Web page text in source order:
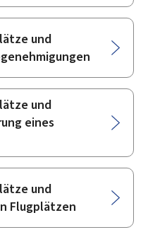
und
und
eines
und
Flugplätzen